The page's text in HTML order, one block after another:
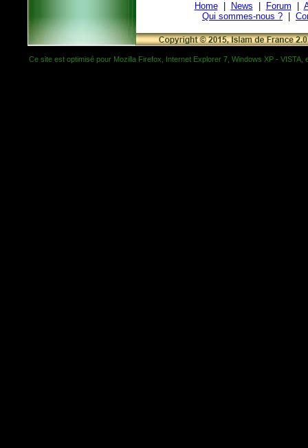
Home| News Forum
Qui sommes-nous ?
Ce site est optimisé pour Mozilla Firefox, Internet Explorer 7, Windows XP -